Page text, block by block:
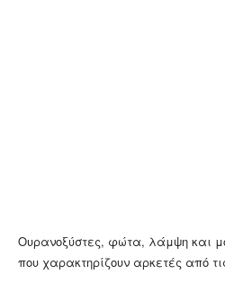
Ουρανοξύστες, φώτα, λάμψη και
που χαρακτηρίζουν αρκετές από